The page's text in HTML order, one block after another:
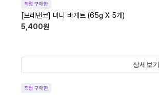
직접 구매한
[브레댄코] 미니 바게트 (65g X 5개)
5,400원
상세보기
직접 구매한